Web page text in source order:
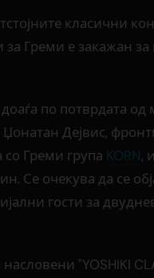
класични
Греми е закажан
по потврдата од
Џонатан Дејвис,
со Греми група KORN,
Се очекува да се
гости за
"YOSHIKI